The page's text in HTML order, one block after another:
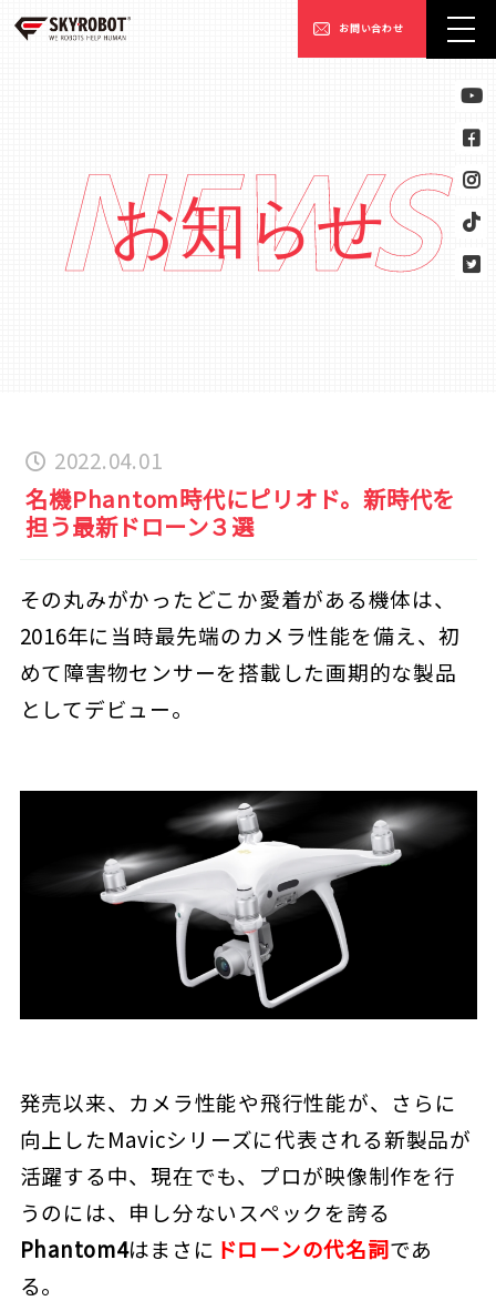
お問い合わせ
NEWS
お知らせ
2022.04.01
名機Phantom時代にピリオド。新時代を
担う最新ドローン３選
その丸みがかったどこか愛着がある機体は、
2016年に当時最先端のカメラ性能を備え、初
めて障害物センサーを搭載した画期的な製品
としてデビュー。
発売以来、カメラ性能や飛行性能が、さらに
向上したMavicシリーズに代表される新製品が
活躍する中、現在でも、プロが映像制作を行
うのには、申し分ないスペックを誇る
Phantom4はまさに ドローンの代名詞であ
る。